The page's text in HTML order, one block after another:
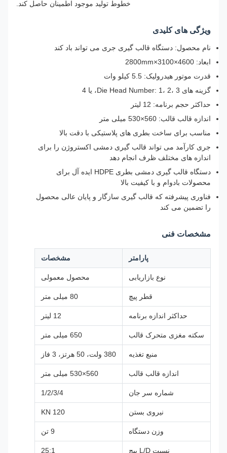
خطوط تولید موجود اطمینان حاصل کند.
ویژگی های کلیدی
نام محصول: دستگاه قالب گیری جری می تواند باد کند
ابعاد: 4600×3100×2800mm
قدرت موتور هیدرولیک: 5.5 کیلو وات
گزینه های Die Head Number: 1، 2، 3، یا 4
حداکثر حجم برنامه: 12 لیتر
اندازه قالب قالب: 560×530 میلی متر
مناسب برای ساخت بطری های پلاستیکی با دقت بالا
جری کارآمد می تواند قالب گیری دمشی اکستروژن را برای
اندازه های مختلف ظرف انجام دهد
دستگاه قالب گیری دمشی بطری HDPE ایده آل برای
محصولات بادوام و با کیفیت بالا
فناوری پیشرفته که قالب گیری سازگار و پایان عالی محصول
را تضمین می کند
مشخصات فنی
پارامتر مشخصات
نوع بازاریابی محصول معمولی
قطر پیچ
حداکثر اندازه برنامه
سکته مغزی متحرک قالب
منبع تغذیه 380 ولت، 50 هرتز، 3 فاز
اندازه قالب قالب
شماره سر جان 1/2/3/4
نیروی بستن
وزن دستگاه
نسبت L/D پیچ